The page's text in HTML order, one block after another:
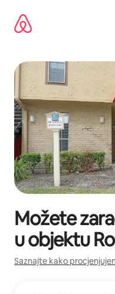
sadržaj
Možete
u objektu
Saznajte kako